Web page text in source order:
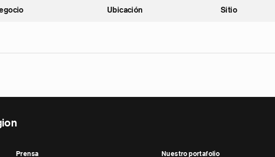
ascendente
Ubicación Sitio
Prensa Nuestro portafolio